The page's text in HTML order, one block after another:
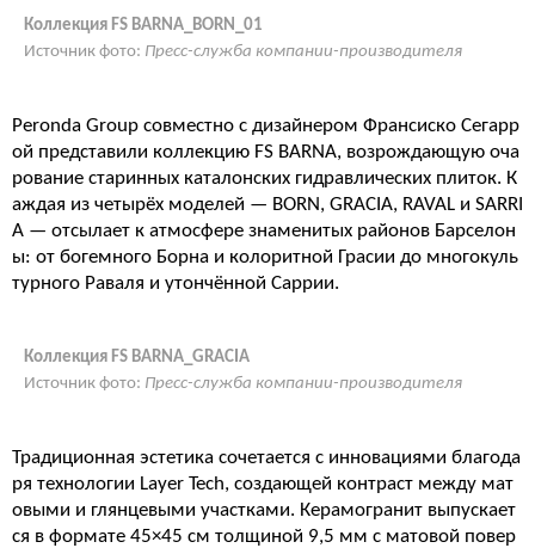
Коллекция FS BARNA_BORN_01
Источник фото: Пресс-служба компании-производителя
Peronda Group совместно с дизайнером Франсиско Сегарр
ой представили коллекцию FS BARNA, возрождающую оча
рование старинных каталонских гидравлических плиток. К
аждая из четырёх моделей — BORN, GRACIA, RAVAL и SARRI
A — отсылает к атмосфере знаменитых районов Барселон
ы: от богемного Борна и колоритной Грасии до многокуль
турного Раваля и утончённой Саррии.
Коллекция FS BARNA_GRACIA
Источник фото: Пресс-служба компании-производителя
Традиционная эстетика сочетается с инновациями благода
ря технологии Layer Tech, создающей контраст между мат
овыми и глянцевыми участками. Керамогранит выпускает
ся в формате 45×45 см толщиной 9,5 мм с матовой повер